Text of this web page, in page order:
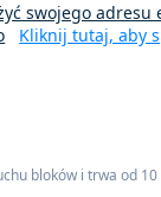
swojego
Kliknij tutaj, aby
bloków i trwa od